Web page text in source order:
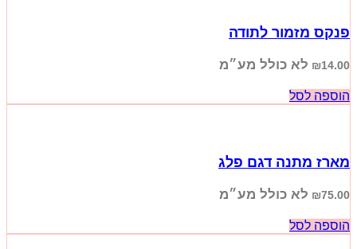
פנקס מזמור לתודה
₪14.00 לא כולל מע״מ
הוספה לסל
מארז מתנה דגם פלג
₪75.00 לא כולל מע״מ
הוספה לסל